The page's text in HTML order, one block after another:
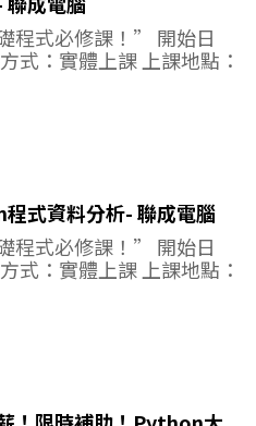
程式必修課！” 開始日
式：實體上課 上課地點：
程式資料分析- 聯成電腦
程式必修課！” 開始日
式：實體上課 上課地點：